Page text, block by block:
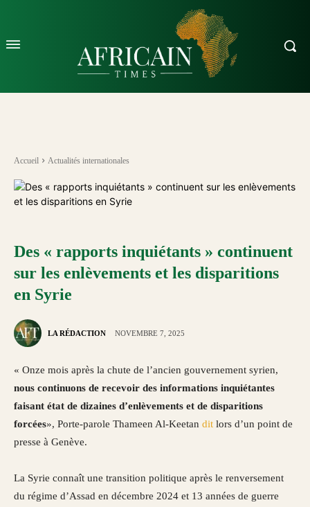
Accueil Actualités internationales
Des « rapports inquiétants » continuent
sur les enlèvements et les disparitions
en Syrie
LA RÉDACTION NOVEMBRE 7, 2025
« Onze mois après la chute de l’ancien gouvernement syrien,
nous continuons de recevoir des informations inquiétantes
faisant état de dizaines d’enlèvements et de disparitions
forcées», Porte-parole Thameen Al-Keetan dit lors d’un point de
presse à Genève.
La Syrie connaît une transition politique après le renversement
du régime d’Assad en décembre 2024 et 13 années de guerre